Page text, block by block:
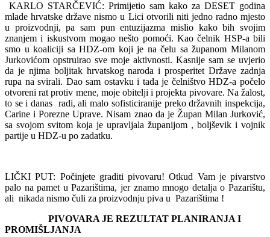
KARLO STARČEVIĆ: Primijetio sam kako za DESET godina
mlade hrvatske države nismo u Lici otvorili niti jedno radno mjesto
u proizvodnji, pa sam pun entuzijazma mislio kako bih svojim
znanjem i iskustvom mogao nešto pomoći. Kao čelnik HSP-a bili
smo u koaliciji sa HDZ-om koji je na čelu sa županom Milanom
Jurkovićom opstruirao sve moje aktivnosti. Kasnije sam se uvjerio
da je njima boljitak hrvatskog naroda i prosperitet Države zadnja
rupa na svirali. Dao sam ostavku i tada je čelništvo HDZ-a počelo
otvoreni rat protiv mene, moje obitelji i projekta pivovare. Na žalost,
to se i danas radi, ali malo sofisticiranije preko državnih inspekcija,
Carine i Porezne Uprave. Nisam znao da je Župan Milan Jurković,
sa svojom svitom koja je upravljala županijom , boljševik i vojnik
partije u HDZ-u po zadatku.
LIČKI PUT: Počinjete graditi pivovaru! Otkud Vam je pivarstvo
palo na pamet u Pazarištima, jer znamo mnogo detalja o Pazarištu,
ali nikada nismo čuli za proizvodnju piva u Pazarištima !
PIVOVARA JE REZULTAT PLANIRANJA I
PROMIŠLJANJA